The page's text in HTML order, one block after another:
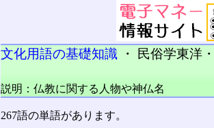
文化用語の基礎知識 ・ 民俗学東洋
説明：仏教に関する人物や神仏名
267語の単語があります。